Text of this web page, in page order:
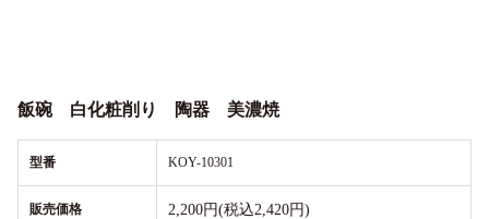
飯碗 白化粧削り 陶器 美濃焼
型番 KOY-10301
販売価格 2,200円(税込2,420円)